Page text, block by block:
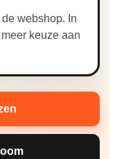
webshop. In
keuze aan